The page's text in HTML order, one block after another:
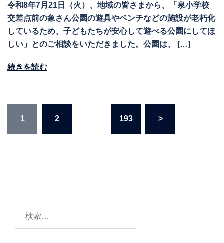
令和8年7月21日（火）、地域の皆さまから、「泉小学校
交差点前の象さん公園の遊具やベンチなどの施設が老朽化
しているため、子どもたちが安心して遊べる公園にしてほ
しい」とのご相談をいただきました。公園は、 […]
続きを読む
の
り
1 2 193 >